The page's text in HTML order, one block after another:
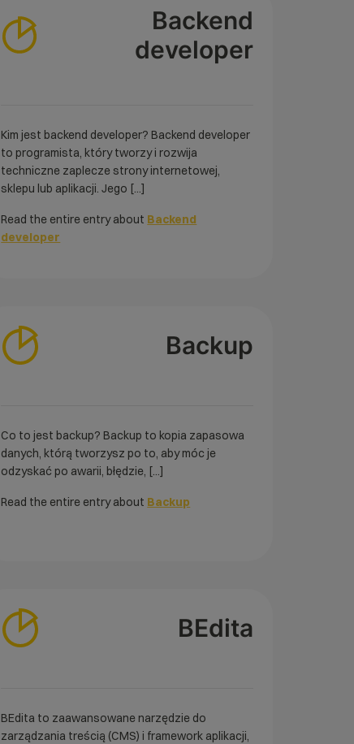
Backend
developer
Kim jest backend developer? Backend developer
to programista, który tworzy i rozwija
techniczne zaplecze strony internetowej,
sklepu lub aplikacji. Jego [...]
Read the entire entry about Backend
developer
Backup
Co to jest backup? Backup to kopia zapasowa
danych, którą tworzysz po to, aby móc je
odzyskać po awarii, błędzie, [...]
Read the entire entry about Backup
BEdita
BEdita to zaawansowane narzędzie do
zarządzania treścią (CMS) i framework aplikacji,